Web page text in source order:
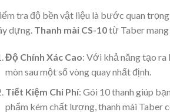
tra độ bền vật liệu là bước quan
dựng. Thanh mài CS-10từ Taber
Độ Chính Xác Cao: Với khả năng tạo
mòn sau một số vòng quay nhất định.
Tiết Kiệm Chi Phí: Gói 10 thanh giúp
phẩm kém chất lượng, thanh mài Taber